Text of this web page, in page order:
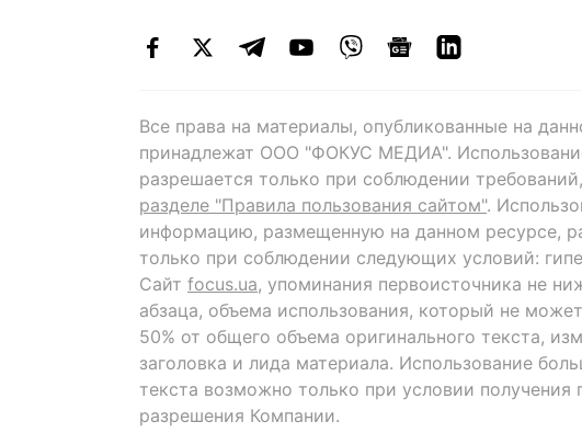
Все права на материалы, опубликованные на
принадлежат ООО "ФОКУС МЕДИА".
разрешается только при соблюдении
разделе "Правила пользования сайтом".
информацию, размещенную на данном ресурсе,
только при соблюдении следующих условий:
Сайт focus.ua, упоминания первоисточника не
абзаца, объема использования, который не
50% от общего объема оригинального текста,
заголовка и лида материала. Использование
текста возможно только при условии получения
разрешения Компании.